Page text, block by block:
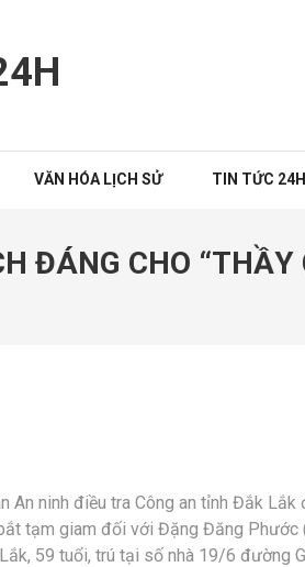
VĂN HÓA LỊCH SỬ TIN TỨC 24H
ĐÁNG CHO “THẦY
An ninh điều tra Công an tỉnh Đắk
tạm giam đối với Đặng Đăng Phước
59 tuổi, trú tại số nhà 19/6 đường